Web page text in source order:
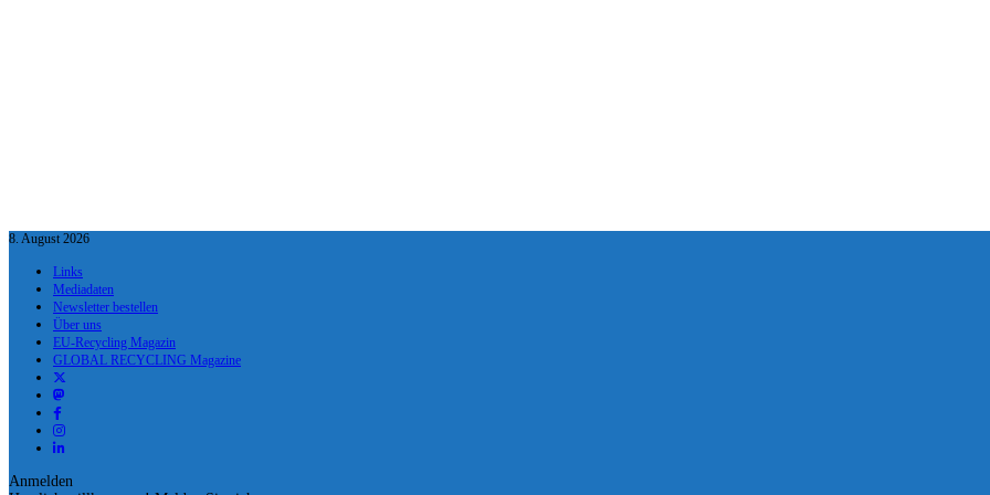
8. August 2026
Links
Mediadaten
Newsletter bestellen
Über uns
EU-Recycling Magazin
GLOBAL RECYCLING Magazine
Anmelden